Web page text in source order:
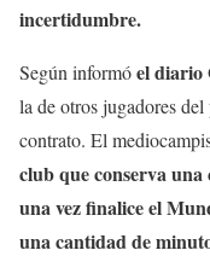
incertidumbre.
Según informóel diario
la de otros jugadores
contrato. El
club que conserva
una vez finalice el
una cantidad de